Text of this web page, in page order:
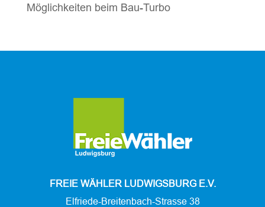
Möglichkeiten beim Bau-Turbo
FREIE WÄHLER LUDWIGSBURG E.V.
Elfriede-Breitenbach-Strasse 38